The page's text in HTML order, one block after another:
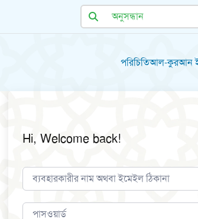
পরিচিতিআল-কুরআন
Hi, Welcome back!